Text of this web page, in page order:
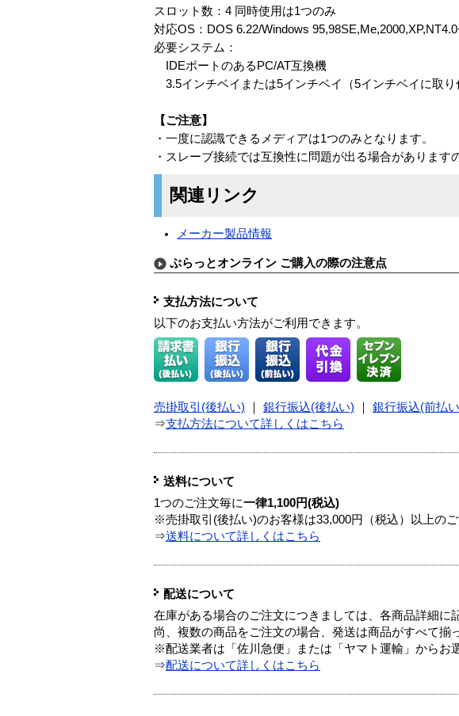
スロット数：4 同時使用は1つのみ
対応OS：DOS 6.22/Windows
必要システム：
IDEポートのあるPC/AT互換機
3.5インチベイまたは5インチベイ（5インチベイに取
【ご注意】
・一度に認識できるメディアは1つのみとなります。
・スレーブ接続では互換性に問題が出る場合があります
関連リンク
メーカー製品情報
ぷらっとオンライン ご購入の際の注意点
支払方法について
以下のお支払い方法がご利用できます。
売掛取引(後払い) 銀行振込(後払い) 銀行振込(前払
⇒支払方法について詳しくはこちら
送料について
1つのご注文毎に一律1,100円(税込)
※売掛取引(後払い)のお客様は33,000円（税込）以上のご
⇒送料について詳しくはこちら
配送について
在庫がある場合のご注文につきましては、各商品詳細に
尚、複数の商品をご注文の場合、発送は商品がすべて揃
※配送業者は「佐川急便」または「ヤマト運輸」からお
⇒配送について詳しくはこちら